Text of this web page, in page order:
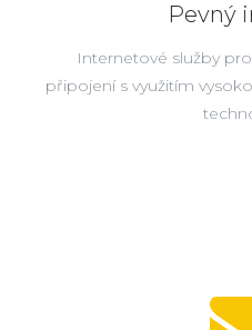
Pevný
Internetové služby
připojení s využitím